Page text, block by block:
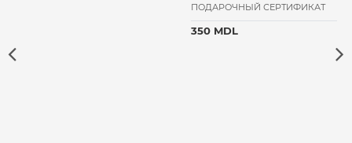
ПОДАРОЧНЫЙ СЕРТИФИКАТ
350 MDL